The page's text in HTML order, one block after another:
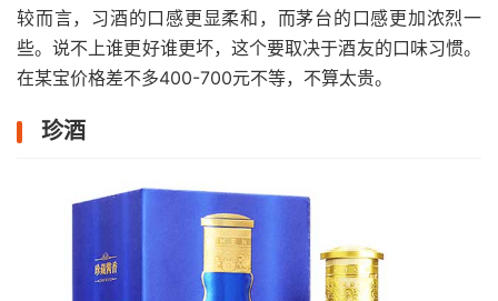
较而言，习酒的口感更显柔和，而茅台的口感更加浓烈一
些。说不上谁更好谁更坏，这个要取决于酒友的口味习惯。
在某宝价格差不多400-700元不等，不算太贵。
珍酒